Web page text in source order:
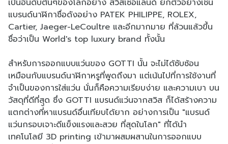
เป็นอันดับต้นๆของโลกอย่าง สวิสเซอแลนด์ ยกตัวอย่างเช่น
แบรนด์นาฬิกาชื่อดังอย่าง PATEK PHILIPPE, ROLEX,
Cartier, Jaeger-LeCoultre และอีกมากมาย ที่ล้วนแล้วขึ้น
ชื่อว่าเป็น World's top luxury brand ทั้งนั้น
สำหรับการออกแบบแว่นของ GOTTI นั้น จะไม่ได้ซับซ้อน
เหมือนกับแบรนด์นาฬิกาหรูที่พูดถึงมา แต่เน้นไปที่การใช้งานที่
จำเป็นของการใส่แว่น นั่นก็คือความเรียบง่าย และความเบา บน
วัสดุที่ดีที่สุด ซึ่ง GOTTI แบรนด์แว่นจากสวิส ก็ได้สร้างความ
แตกต่างที่้หาแบรนด์อื่นเทียบได้ยาก อย่างการเป็น "แบรนด์
แว่นกรอบเจาะดีแข็งแรงและสวย ที่สุดในโลก" ที่ได้นำ
เทคโนโลยี 3D printing เข้ามาผสมผสานในการออกแบบ